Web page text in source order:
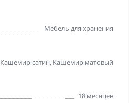
Мебель для хранения
Кашемир сатин, Кашемир матовый
18 месяцев